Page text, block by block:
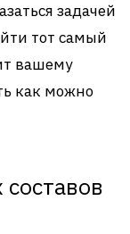
задачей
тот самый
вашему
как можно